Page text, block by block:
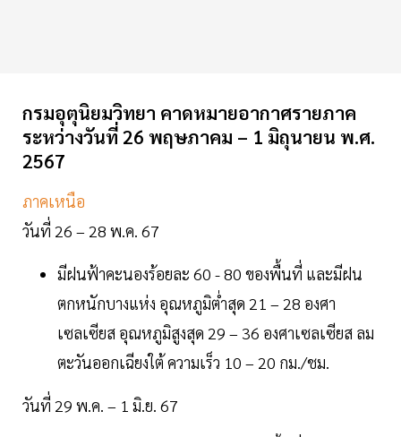
กรมอุตุนิยมวิทยา คาดหมายอากาศรายภาค
ระหว่างวันที่ 26 พฤษภาคม – 1 มิถุนายน พ.ศ.
2567
ภาคเหนือ
วันที่ 26 – 28 พ.ค. 67
มีฝนฟ้าคะนองร้อยละ 60 - 80 ของพื้นที่ และมีฝน
ตกหนักบางแห่ง อุณหภูมิต่ำสุด 21 – 28 องศา
เซลเซียส อุณหภูมิสูงสุด 29 – 36 องศาเซลเซียส ลม
ตะวันออกเฉียงใต้ ความเร็ว 10 – 20 กม./ชม.
วันที่ 29 พ.ค. – 1 มิ.ย. 67